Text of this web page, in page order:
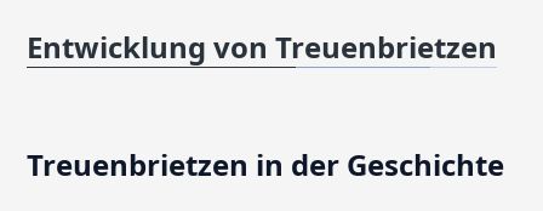
Entwicklung von Treuenbrietzen
Treuenbrietzen in der Geschichte